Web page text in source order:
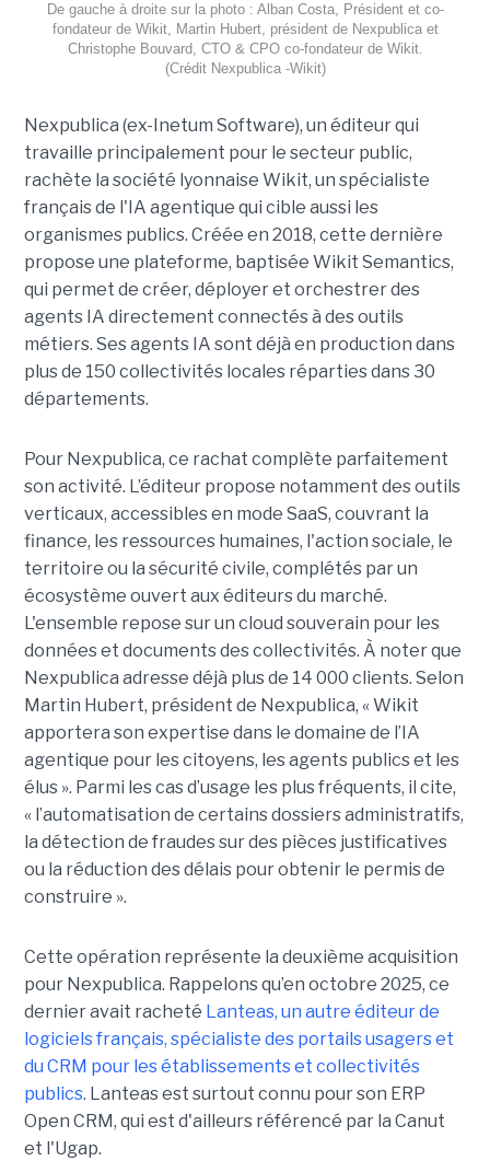
De gauche à droite sur la photo : Alban Costa, Président et co-
fondateur de Wikit, Martin Hubert, président de Nexpublica et
Christophe Bouvard, CTO & CPO co-fondateur de Wikit.
(Crédit Nexpublica -Wikit)
Nexpublica (ex-Inetum Software), un éditeur qui
travaille principalement pour le secteur public,
rachète la société lyonnaise Wikit, un spécialiste
français de l'IA agentique qui cible aussi les
organismes publics. Créée en 2018, cette dernière
propose une plateforme, baptisée Wikit Semantics,
qui permet de créer, déployer et orchestrer des
agents IA directement connectés à des outils
métiers. Ses agents IA sont déjà en production dans
plus de 150 collectivités locales réparties dans 30
départements.
Pour Nexpublica, ce rachat complète parfaitement
son activité. L’éditeur propose notamment des outils
verticaux, accessibles en mode SaaS, couvrant la
finance, les ressources humaines, l'action sociale, le
territoire ou la sécurité civile, complétés par un
écosystème ouvert aux éditeurs du marché.
L'ensemble repose sur un cloud souverain pour les
données et documents des collectivités. À noter que
Nexpublica adresse déjà plus de 14 000 clients. Selon
Martin Hubert, président de Nexpublica, « Wikit
apportera son expertise dans le domaine de l’IA
agentique pour les citoyens, les agents publics et les
élus ». Parmi les cas d’usage les plus fréquents, il cite,
« l’automatisation de certains dossiers administratifs,
la détection de fraudes sur des pièces justificatives
ou la réduction des délais pour obtenir le permis de
construire ».
Cette opération représente la deuxième acquisition
pour Nexpublica. Rappelons qu’en octobre 2025, ce
dernier avait racheté Lanteas, un autre éditeur de
logiciels français, spécialiste des portails usagers et
du CRM pour les établissements et collectivités
publics. Lanteas est surtout connu pour son ERP
Open CRM, qui est d'ailleurs référencé par la Canut
et l'Ugap.